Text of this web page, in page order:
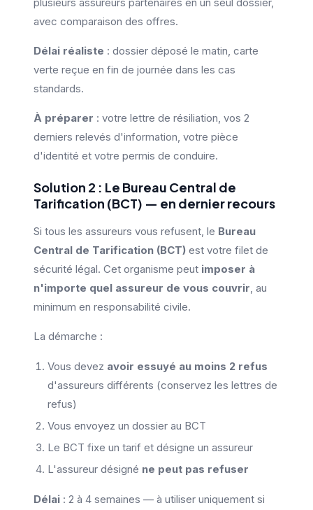
avec comparaison des offres.
Délai réaliste : dossier déposé le matin, carte
verte reçue en fin de journée dans les cas
standards.
À préparer : votre lettre de résiliation, vos 2
derniers relevés d'information, votre pièce
d'identité et votre permis de conduire.
Solution 2 : Le Bureau Central de
Tarification (BCT) — en dernier recours
Si tous les assureurs vous refusent, le Bureau
Central de Tarification (BCT) est votre filet de
sécurité légal. Cet organisme peut imposer à
n'importe quel assureur de vous couvrir, au
minimum en responsabilité civile.
La démarche :
Vous devez avoir essuyé au moins 2 refus
d'assureurs différents (conservez les lettres de
refus)
Vous envoyez un dossier au BCT
Le BCT fixe un tarif et désigne un assureur
L'assureur désigné ne peut pas refuser
Délai : 2 à 4 semaines — à utiliser uniquement si